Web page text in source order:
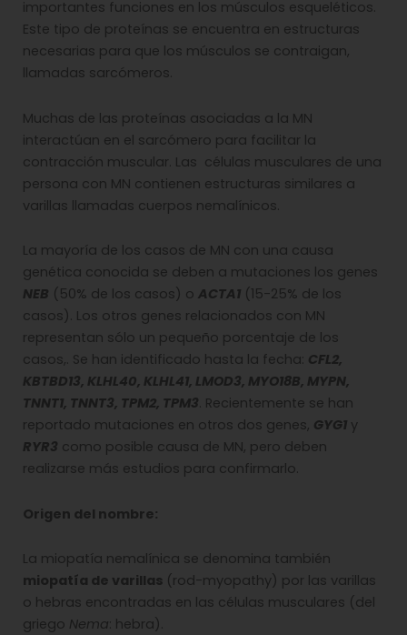
importantes funciones en los músculos esqueléticos.
Este tipo de proteínas se encuentra en estructuras
necesarias para que los músculos se contraigan,
llamadas sarcómeros.
Muchas de las proteínas asociadas a la MN
interactúan en el sarcómero para facilitar la
contracción muscular. Las células musculares de una
persona con MN contienen estructuras similares a
varillas llamadas cuerpos nemalínicos.
La mayoría de los casos de MN con una causa
genética conocida se deben a mutaciones los genes
NEB (50% de los casos) o ACTA1 (15-25% de los
casos). Los otros genes relacionados con MN
representan sólo un pequeño porcentaje de los
casos,. Se han identificado hasta la fecha: CFL2,
KBTBD13, KLHL40, KLHL41, LMOD3, MYO18B, MYPN,
TNNT1, TNNT3, TPM2, TPM3. Recientemente se han
reportado mutaciones en otros dos genes, GYG1 y
RYR3 como posible causa de MN, pero deben
realizarse más estudios para confirmarlo.
Origen del nombre:
La miopatía nemalínica se denomina también
miopatía de varillas (rod-myopathy) por las varillas
o hebras encontradas en las células musculares (del
griego Nema: hebra).